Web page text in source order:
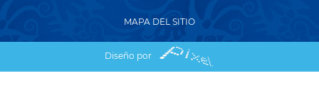
MAPA DEL SITIO
Diseño por